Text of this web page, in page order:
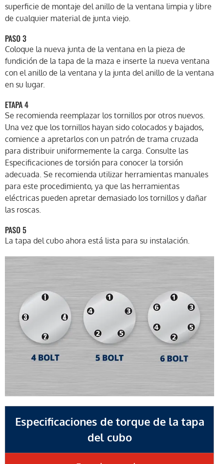
superficie de montaje del anillo de la ventana limpia y libre
de cualquier material de junta viejo.
PASO 3
Coloque la nueva junta de la ventana en la pieza de
fundición de la tapa de la maza e inserte la nueva ventana
con el anillo de la ventana y la junta del anillo de la ventana
en su lugar.
ETAPA 4
Se recomienda reemplazar los tornillos por otros nuevos.
Una vez que los tornillos hayan sido colocados y bajados,
comience a apretarlos con un patrón de trama cruzada
para distribuir uniformemente la carga. Consulte las
Especificaciones de torsión para conocer la torsión
adecuada. Se recomienda utilizar herramientas manuales
para este procedimiento, ya que las herramientas
eléctricas pueden apretar demasiado los tornillos y dañar
las roscas.
PASO 5
La tapa del cubo ahora está lista para su instalación.
Especificaciones de torque de la tapa
del cubo